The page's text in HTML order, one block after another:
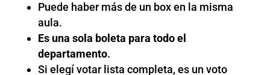
Puede haber más de un box en la misma
aula.
Es una sola boleta para todo el
departamento.
Si elegí votar lista completa, es un voto